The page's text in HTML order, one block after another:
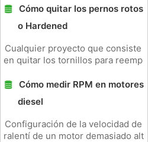
Cómo quitar los pernos rotos
o Hardened
Cualquier proyecto que consiste
en quitar los tornillos para reemp
Cómo medir RPM en motores
diesel
Configuración de la velocidad de
ralentí de un motor demasiado alt